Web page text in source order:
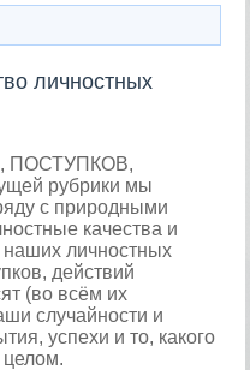
личностных
ПОСТУПКОВ,
рубрики мы
с природными
качества и
наших личностных
действий
(во всём их
случайности и
успехи и то, какого
целом.